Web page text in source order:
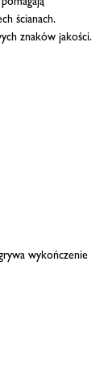
ścianach.
znaków jakości.
wykończenie